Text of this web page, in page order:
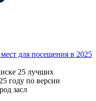
для посещения в 2025
25 лучших
году по версии
засл